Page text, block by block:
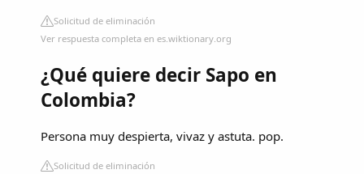
Solicitud de eliminación
Ver respuesta completa en es.wiktionary.org
¿Qué quiere decir Sapo en
Colombia?
Persona muy despierta, vivaz y astuta. pop.
Solicitud de eliminación